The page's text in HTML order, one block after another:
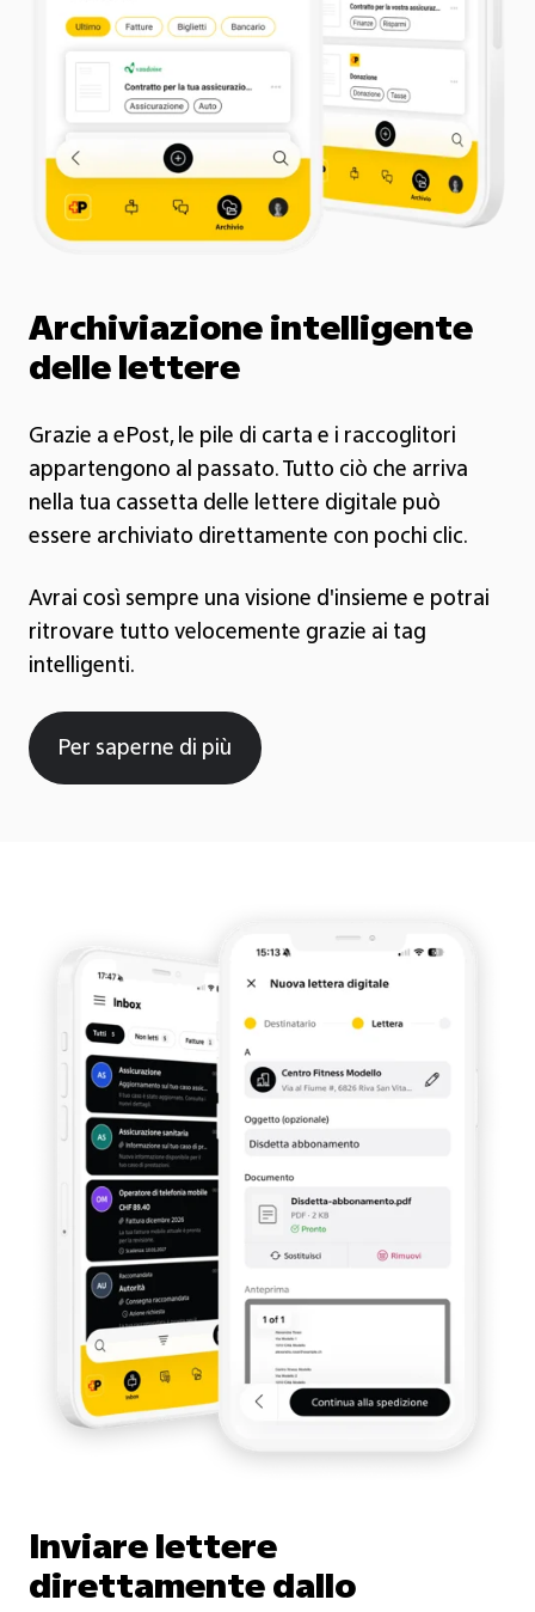
Archiviazione intelligente
delle lettere
Grazie a ePost, le pile di carta e i raccoglitori
appartengono al passato. Tutto ciò che arriva
nella tua cassetta delle lettere digitale può
essere archiviato direttamente con pochi clic.
Avrai così sempre una visione d'insieme e potrai
ritrovare tutto velocemente grazie ai tag
intelligenti.
Per saperne di più
Inviare lettere
direttamente dallo